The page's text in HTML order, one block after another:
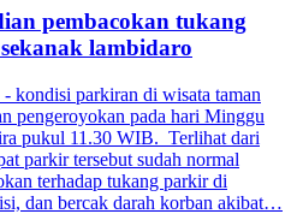
pembacokan tukang
lambidaro
parkiran di wisata taman
pengeroyokan pada hari Minggu
pukul 11.30 WIB. Terlihat dari
parkir tersebut sudah normal
terhadap tukang parkir di
dan bercak darah korban akibat…